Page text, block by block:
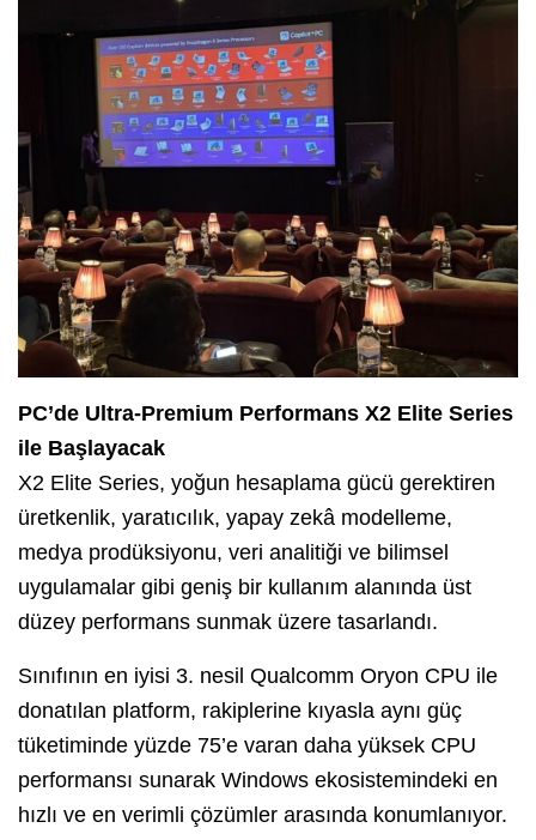
PC’de Ultra-Premium Performans X2 Elite Series
ile Başlayacak
X2 Elite Series, yoğun hesaplama gücü gerektiren
üretkenlik, yaratıcılık, yapay zekâ modelleme,
medya prodüksiyonu, veri analitiği ve bilimsel
uygulamalar gibi geniş bir kullanım alanında üst
düzey performans sunmak üzere tasarlandı.
Sınıfının en iyisi 3. nesil Qualcomm Oryon CPU ile
donatılan platform, rakiplerine kıyasla aynı güç
tüketiminde yüzde 75’e varan daha yüksek CPU
performansı sunarak Windows ekosistemindeki en
hızlı ve en verimli çözümler arasında konumlanıyor.